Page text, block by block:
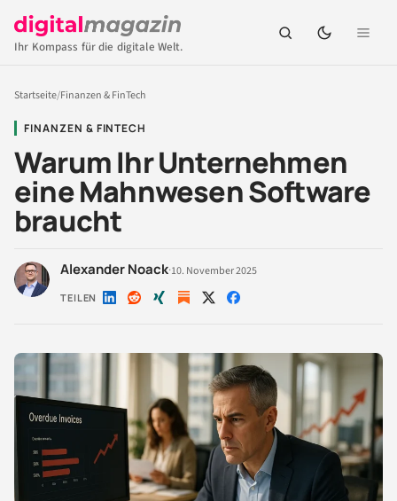
Ihr Kompass für die digitale Welt.
Startseite/Finanzen & FinTech
FINANZEN & FINTECH
Warum Ihr Unternehmen
eine Mahnwesen Software
braucht
Alexander Noack·10. November 2025
TEILEN Auf Auf Auf Auf Auf